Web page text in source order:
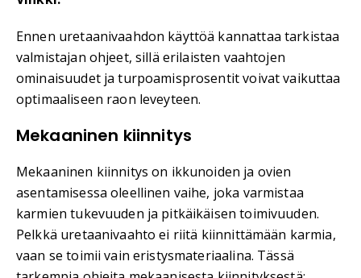
Ennen uretaanivaahdon käyttöä kannattaa tarkistaa
valmistajan ohjeet, sillä erilaisten vaahtojen
ominaisuudet ja turpoamisprosentit voivat vaikuttaa
optimaaliseen raon leveyteen.
Mekaaninen kiinnitys
Mekaaninen kiinnitys on ikkunoiden ja ovien
asentamisessa oleellinen vaihe, joka varmistaa
karmien tukevuuden ja pitkäikäisen toimivuuden.
Pelkkä uretaanivaahto ei riitä kiinnittämään karmia,
vaan se toimii vain eristysmateriaalina. Tässä